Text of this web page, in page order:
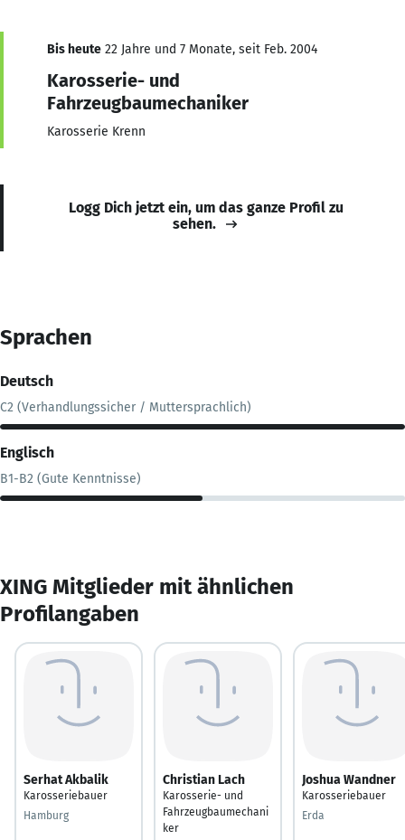
Bis heute 22 Jahre und 7 Monate, seit Feb. 2004
Karosserie- und
Fahrzeugbaumechaniker
Karosserie Krenn
Logg Dich jetzt ein, um das ganze Profil zu
sehen.
Sprachen
Deutsch
C2 (Verhandlungssicher / Muttersprachlich)
Englisch
B1-B2 (Gute Kenntnisse)
XING Mitglieder mit ähnlichen
Profilangaben
Serhat Akbalik
Karosseriebauer
Hamburg
Christian Lach
Karosserie- und
Fahrzeugbaumechani
ker
Joshua Wandner
Karosseriebauer
Erda